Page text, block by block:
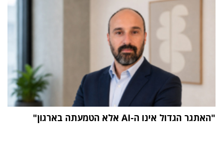
"האתגר הגדול אינו ה-AI אלא הטמעתה בארגון"